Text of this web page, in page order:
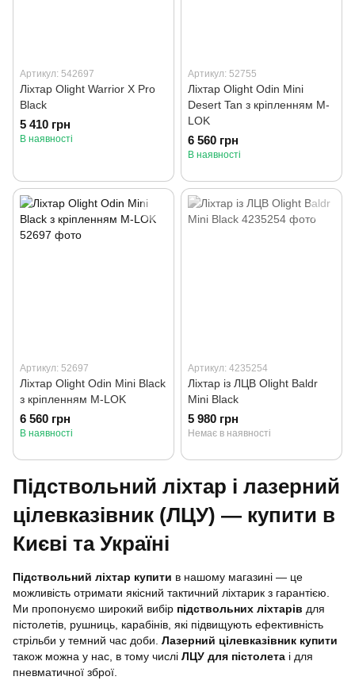
Артикул: 542697
Ліхтар Olight Warrior X Pro
Black
5 410 грн
В наявності
Артикул: 52755
Ліхтар Olight Odin Mini
Desert Tan з кріпленням M-
LOK
6 560 грн
В наявності
Артикул: 52697
Ліхтар Olight Odin Mini Black
з кріпленням M-LOK
6 560 грн
В наявності
Артикул: 4235254
Ліхтар із ЛЦВ Olight Baldr
Mini Black
5 980 грн
Немає в наявності
Підствольний ліхтар і лазерний
цілевказівник (ЛЦУ) — купити в
Києві та Україні
Підствольний ліхтар купити в нашому магазині — це
можливість отримати якісний тактичний ліхтарик з гарантією.
Ми пропонуємо широкий вибір підствольних ліхтарів для
пістолетів, рушниць, карабінів, які підвищують ефективність
стрільби у темний час доби. Лазерний цілевказівник купити
також можна у нас, в тому числі ЛЦУ для пістолета і для
пневматичної зброї.